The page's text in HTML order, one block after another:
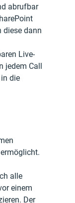
abrufbar
diese dann
Live-
jedem Call
die
alle
einem
Der